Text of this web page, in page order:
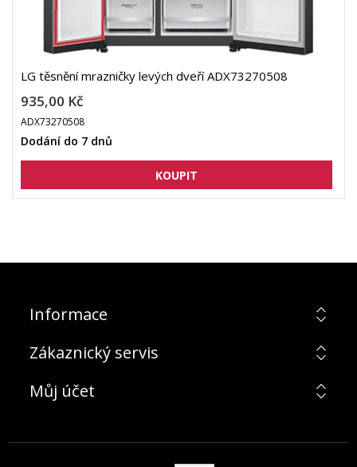
LG těsnění mrazničky levých dveří ADX73270508
935,00 Kč
ADX73270508
Dodání do 7 dnů
Informace
Zákaznický servis
Můj účet